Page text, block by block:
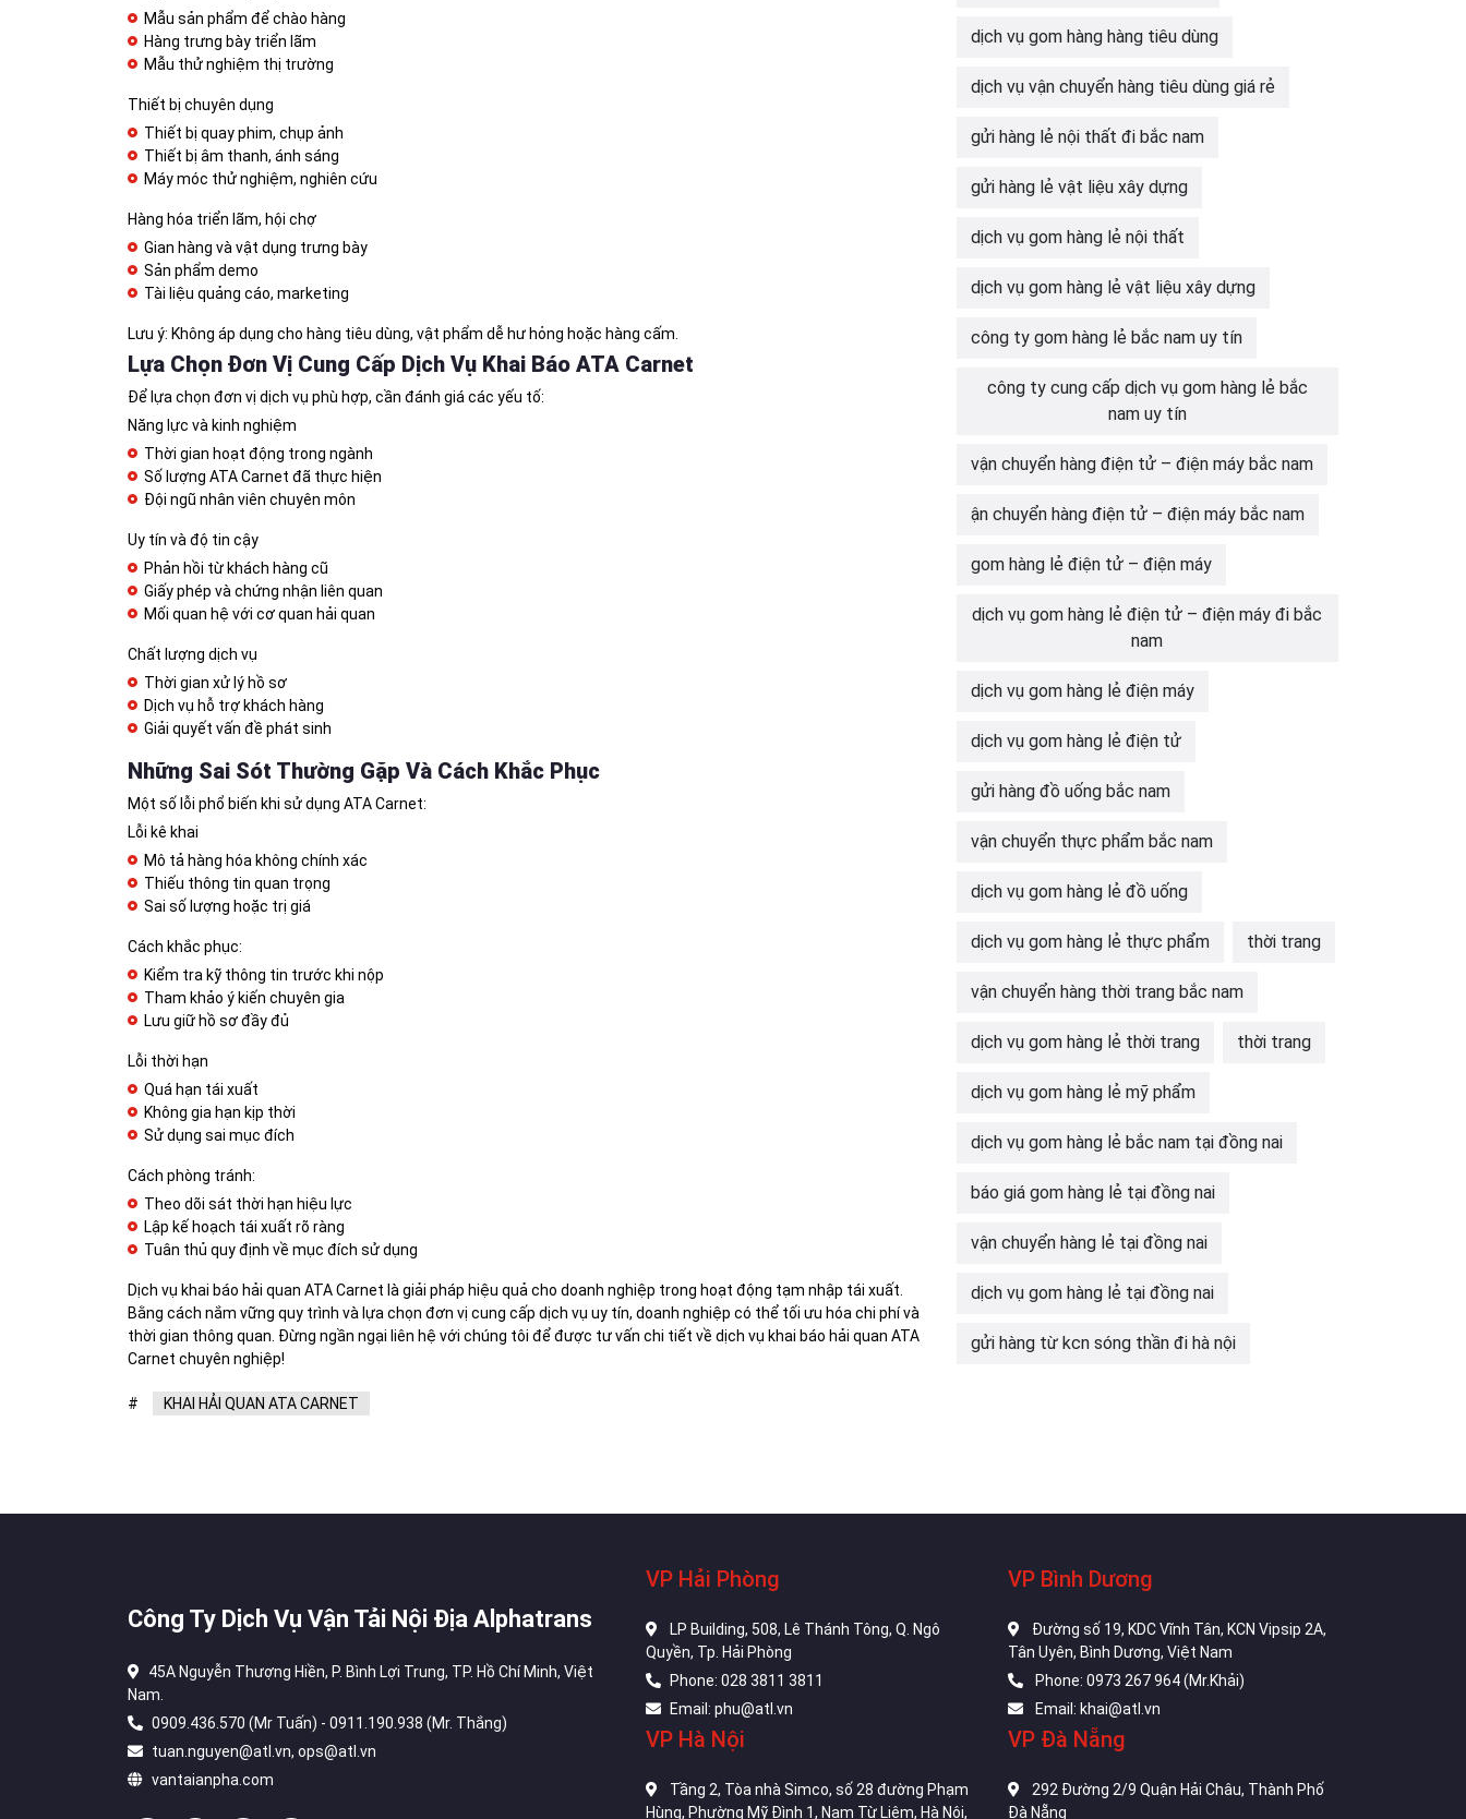
Mẫu sản phẩm để chào hàng
Hàng trưng bày triển lãm
Mẫu thử nghiệm thị trường
Thiết bị chuyên dụng
Thiết bị quay phim, chụp ảnh
Thiết bị âm thanh, ánh sáng
Máy móc thử nghiệm, nghiên cứu
Hàng hóa triển lãm, hội chợ
Gian hàng và vật dụng trưng bày
Sản phẩm demo
Tài liệu quảng cáo, marketing
Lưu ý: Không áp dụng cho hàng tiêu dùng, vật phẩm dễ hư hỏng hoặc hàng cấm.
Lựa Chọn Đơn Vị Cung Cấp Dịch Vụ Khai Báo ATA Carnet
Để lựa chọn đơn vị dịch vụ phù hợp, cần đánh giá các yếu tố:
Năng lực và kinh nghiệm
Thời gian hoạt động trong ngành
Số lượng ATA Carnet đã thực hiện
Đội ngũ nhân viên chuyên môn
Uy tín và độ tin cậy
Phản hồi từ khách hàng cũ
Giấy phép và chứng nhận liên quan
Mối quan hệ với cơ quan hải quan
Chất lượng dịch vụ
Thời gian xử lý hồ sơ
Dịch vụ hỗ trợ khách hàng
Giải quyết vấn đề phát sinh
Những Sai Sót Thường Gặp Và Cách Khắc Phục
Một số lỗi phổ biến khi sử dụng ATA Carnet:
Lỗi kê khai
Mô tả hàng hóa không chính xác
Thiếu thông tin quan trọng
Sai số lượng hoặc trị giá
Cách khắc phục:
Kiểm tra kỹ thông tin trước khi nộp
Tham khảo ý kiến chuyên gia
Lưu giữ hồ sơ đầy đủ
Lỗi thời hạn
Quá hạn tái xuất
Không gia hạn kịp thời
Sử dụng sai mục đích
Cách phòng tránh:
Theo dõi sát thời hạn hiệu lực
Lập kế hoạch tái xuất rõ ràng
Tuân thủ quy định về mục đích sử dụng
Dịch vụ khai báo hải quan ATA Carnet là giải pháp hiệu quả cho doanh nghiệp trong hoạt động tạm nhập tái xuất.
Bằng cách nắm vững quy trình và lựa chọn đơn vị cung cấp dịch vụ uy tín, doanh nghiệp có thể tối ưu hóa chi phí và
thời gian thông quan. Đừng ngần ngại liên hệ với chúng tôi để được tư vấn chi tiết về dịch vụ khai báo hải quan ATA
Carnet chuyên nghiệp!
# KHAI HẢI QUAN ATA CARNET
dịch vụ gom hàng hàng tiêu dùng
dịch vụ vận chuyển hàng tiêu dùng giá rẻ
gửi hàng lẻ nội thất đi bắc nam
gửi hàng lẻ vật liệu xây dựng
dịch vụ gom hàng lẻ nội thất
dịch vụ gom hàng lẻ vật liệu xây dựng
công ty gom hàng lẻ bắc nam uy tín
công ty cung cấp dịch vụ gom hàng lẻ bắc
nam uy tín
vận chuyển hàng điện tử – điện máy bắc nam
ận chuyển hàng điện tử – điện máy bắc nam
gom hàng lẻ điện tử – điện máy
dịch vụ gom hàng lẻ điện tử – điện máy đi bắc
nam
dịch vụ gom hàng lẻ điện máy
dịch vụ gom hàng lẻ điện tử
gửi hàng đồ uống bắc nam
vận chuyển thực phẩm bắc nam
dịch vụ gom hàng lẻ đồ uống
dịch vụ gom hàng lẻ thực phẩm thời trang
vận chuyển hàng thời trang bắc nam
dịch vụ gom hàng lẻ thời trang thời trang
dịch vụ gom hàng lẻ mỹ phẩm
dịch vụ gom hàng lẻ bắc nam tại đồng nai
báo giá gom hàng lẻ tại đồng nai
vận chuyển hàng lẻ tại đồng nai
dịch vụ gom hàng lẻ tại đồng nai
gửi hàng từ kcn sóng thần đi hà nội
Công Ty Dịch Vụ Vận Tải Nội Địa Alphatrans
45A Nguyễn Thượng Hiền, P. Bình Lợi Trung, TP. Hồ Chí Minh, Việt
Nam.
0909.436.570 (Mr Tuấn) - 0911.190.938 (Mr. Thắng)
tuan.nguyen@atl.vn, ops@atl.vn
vantaianpha.com
VP Hải Phòng
LP Building, 508, Lê Thánh Tông, Q. Ngô
Quyền, Tp. Hải Phòng
Phone: 028 3811 3811
Email: phu@atl.vn
VP Hà Nội
Tầng 2, Tòa nhà Simco, số 28 đường Phạm
Hùng, Phường Mỹ Đình 1, Nam Từ Liêm, Hà Nội,
VP Bình Dương
Đường số 19, KDC Vĩnh Tân, KCN Vipsip 2A,
Tân Uyên, Bình Dương, Việt Nam
Phone: 0973 267 964 (Mr.Khải)
Email: khai@atl.vn
VP Đà Nẵng
292 Đường 2/9 Quận Hải Châu, Thành Phố
Đà Nẵng